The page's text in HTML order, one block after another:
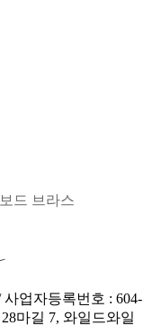
드 브라스
업자등록번호 : 604-
마길 7, 와일드와일